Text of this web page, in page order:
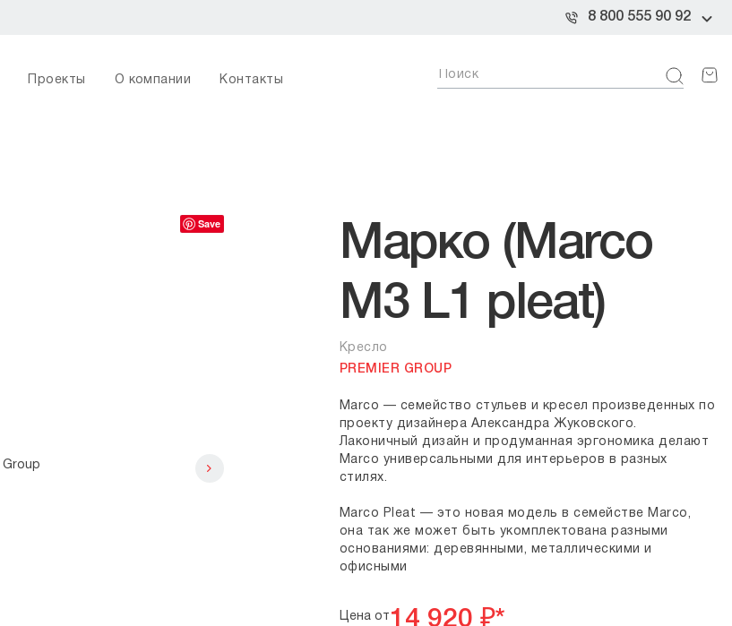
8 800 555 90 92
Проекты О компании Контакты
Save
Марко (Marco
M3 L1 pleat)
Кресло
PREMIER GROUP
Marco — семейство стульев и кресел произведенных по
проекту дизайнера Александра Жуковского.
Лаконичный дизайн и продуманная эргономика делают
Marco универсальными для интерьеров в разных
стилях.
Marco Pleat — это новая модель в семействе Marco,
она так же может быть укомплектована разными
основаниями: деревянными, металлическими и
офисными
Цена от 14 920 ₽*